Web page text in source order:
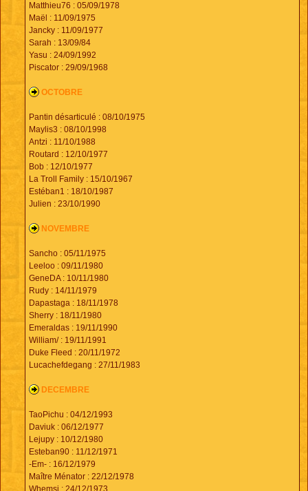
Matthieu76 : 05/09/1978
Maël : 11/09/1975
Jancky : 11/09/1977
Sarah : 13/09/84
Yasu : 24/09/1992
Piscator : 29/09/1968
OCTOBRE
Pantin désarticulé : 08/10/1975
Maylis3 : 08/10/1998
Antzi : 11/10/1988
Routard : 12/10/1977
Bob : 12/10/1977
La Troll Family : 15/10/1967
Estéban1 : 18/10/1987
Julien : 23/10/1990
NOVEMBRE
Sancho : 05/11/1975
Leeloo : 09/11/1980
GeneDA : 10/11/1980
Rudy : 14/11/1979
Dapastaga : 18/11/1978
Sherry : 18/11/1980
Emeraldas : 19/11/1990
William/ : 19/11/1991
Duke Fleed : 20/11/1972
Lucachefdegang : 27/11/1983
DECEMBRE
TaoPichu : 04/12/1993
Daviuk : 06/12/1977
Lejupy : 10/12/1980
Esteban90 : 11/12/1971
-Em- : 16/12/1979
Maître Ménator : 22/12/1978